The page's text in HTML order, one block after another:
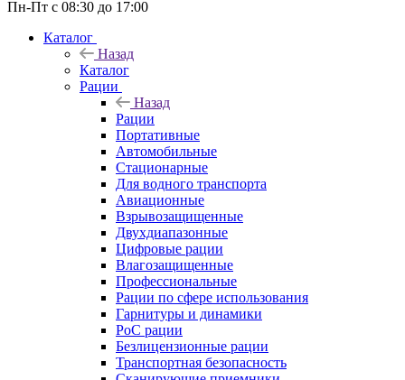
Пн-Пт с 08:30 до 17:00
Каталог
Назад
Каталог
Рации
Назад
Рации
Портативные
Автомобильные
Стационарные
Для водного транспорта
Авиационные
Взрывозащищенные
Двухдиапазонные
Цифровые рации
Влагозащищенные
Профессиональные
Рации по сфере использования
Гарнитуры и динамики
PoC рации
Безлицензионные рации
Транспортная безопасность